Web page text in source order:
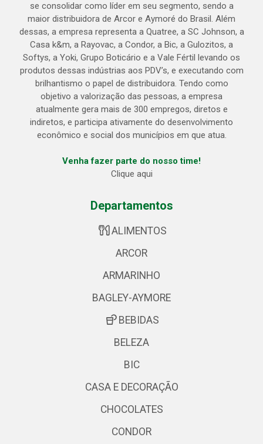
se consolidar como líder em seu segmento, sendo a
maior distribuidora de Arcor e Aymoré do Brasil. Além
dessas, a empresa representa a Quatree, a SC Johnson, a
Casa k&m, a Rayovac, a Condor, a Bic, a Gulozitos, a
Softys, a Yoki, Grupo Boticário e a Vale Fértil levando os
produtos dessas indústrias aos PDV’s, e executando com
brilhantismo o papel de distribuidora. Tendo como
objetivo a valorização das pessoas, a empresa
atualmente gera mais de 300 empregos, diretos e
indiretos, e participa ativamente do desenvolvimento
econômico e social dos municípios em que atua.
Venha fazer parte do nosso time!
Clique aqui
Departamentos
ALIMENTOS
ARCOR
ARMARINHO
BAGLEY-AYMORE
BEBIDAS
BELEZA
BIC
CASA E DECORAÇÃO
CHOCOLATES
CONDOR